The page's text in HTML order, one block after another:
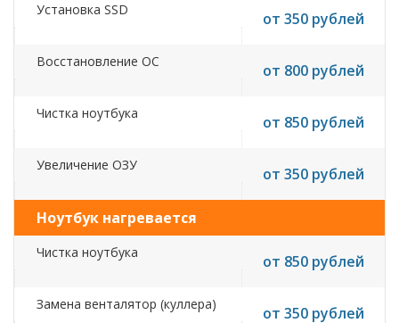
Установка SSD от 350 рублей
Восстановление ОС от 800 рублей
Чистка ноутбука от 850 рублей
Увеличение ОЗУ от 350 рублей
Ноутбук нагревается
Чистка ноутбука от 850 рублей
Замена венталятор (куллера) от 350 рублей